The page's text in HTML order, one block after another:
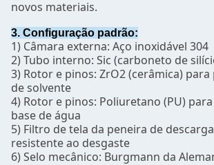
novos materiais.
3. Configuração padrão:
1) Câmara externa: Aço inoxidável 304
2) Tubo interno: Sic (carboneto de
3) Rotor e pinos: ZrO2 (cerâmica)
de solvente
4) Rotor e pinos: Poliuretano (PU)
base de água
5) Filtro de tela da peneira de
resistente ao desgaste
6) Selo mecânico: Burgmann da